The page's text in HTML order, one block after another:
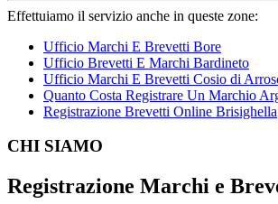
Effettuiamo il servizio anche in queste zone:
Ufficio Marchi E Brevetti Bore
Ufficio Brevetti E Marchi Bardineto
Ufficio Marchi E Brevetti Cosio di
Quanto Costa Registrare Un Marchio
Registrazione Brevetti Online Brisighella
Footer
CHI SIAMO
Registrazione Marchi e